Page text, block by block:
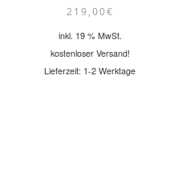
219,00€
inkl. 19 % MwSt.
kostenloser Versand!
Lieferzeit: 1-2 Werktage